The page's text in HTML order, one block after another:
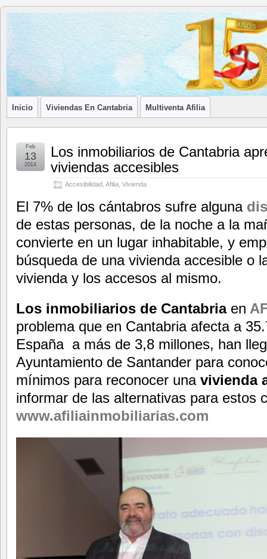
Blog de
Afilia
Inmobiliarias
LA ASOCIACIÓN DE LOS PROFESIONALES INMOBILIARIOS
Inicio Viviendas En Cantabria Multiventa Afilia
Los inmobiliarios de Cantabria
viviendas accesibles
Accesibilidad Afilia Vivienda
Feb
13
2014
El 7% de los cántabros sufre alguna
de estas personas, de la noche a la
convierte en un lugar inhabitable, y
búsqueda de una vivienda accesible o
vivienda y los accesos al mismo.
Los inmobiliarios de Cantabriaen
problema que en Cantabria afecta a
España a más de 3,8 millones, han
Ayuntamiento de Santander para
mínimos para reconocer una vivienda
informar de las alternativas para estos
www.afiliainmobiliarias.com